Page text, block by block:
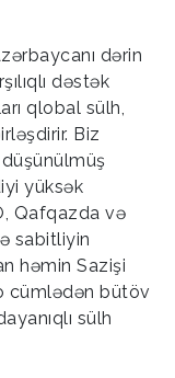
dərin
dəstək
qlobal sülh,
Biz
yüksək
Qafqazda və
sabitliyin
həmin Sazişi
cümlədən bütöv
sülh